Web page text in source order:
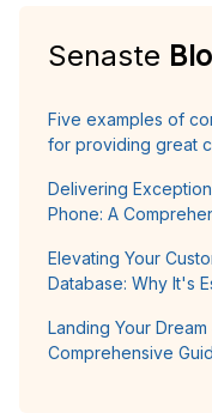
Senaste
Five examples of
for providing great
Delivering
Phone: A
Elevating Your
Database: Why It's
Landing Your
Comprehensive